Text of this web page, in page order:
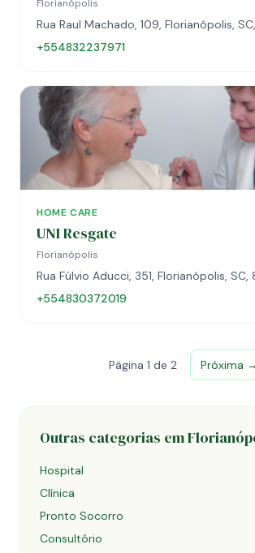
Florianópolis
Rua Raul Machado, 109, Florianópolis,
+554832237971
HOME CARE
UNI Resgate
Florianópolis
Rua Fúlvio Aducci, 351, Florianópolis,
+554830372019
Página 1 de 2 Próxima →
Outras categorias em
Hospital
Clínica
Pronto Socorro
Consultório